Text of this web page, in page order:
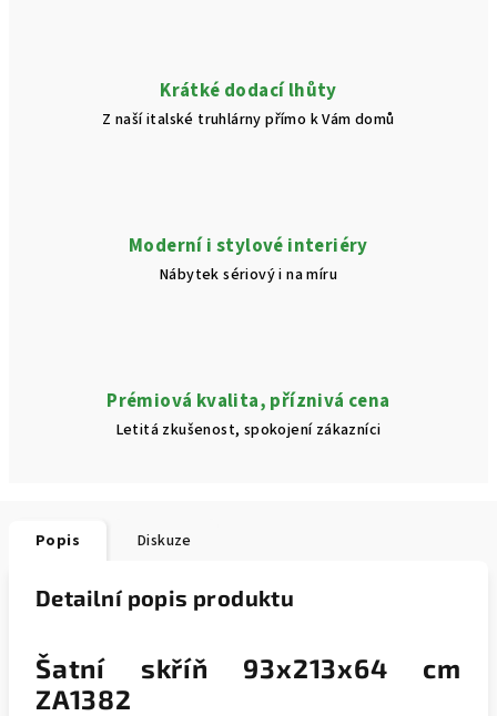
Krátké dodací lhůty
Z naší italské truhlárny přímo k Vám domů
Moderní i stylové interiéry
Nábytek sériový i na míru
Prémiová kvalita, příznivá cena
Letitá zkušenost, spokojení zákazníci
Popis Diskuze
Detailní popis produktu
Šatní skříň 93x213x64 cm
ZA1382